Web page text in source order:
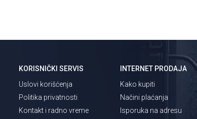
KORISNIČKI SERVIS
Uslovi korišćenja
Politika privatnosti
Kontakt i radno vreme
INTERNET PRODAJA
Kako kupiti
Načini plaćanja
Isporuka na adresu